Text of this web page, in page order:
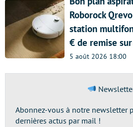
Roborock
station
€ de remise
5 août 2026 18:00
Abonnez-vous à notre newsletter
dernières actus par mail !